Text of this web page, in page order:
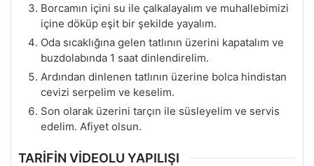
Borcamın içini su ile çalkalayalım ve muhallebimizi
içine döküp eşit bir şekilde yayalım.
Oda sıcaklığına gelen tatlının üzerini kapatalım ve
buzdolabında 1 saat dinlendirelim.
Ardından dinlenen tatlının üzerine bolca hindistan
cevizi serpelim ve keselim.
Son olarak üzerini tarçın ile süsleyelim ve servis
edelim. Afiyet olsun.
TARİFİN VİDEOLU YAPILIŞI